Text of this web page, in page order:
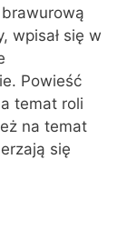
wpisał się w
Powieść
temat roli
na temat
się